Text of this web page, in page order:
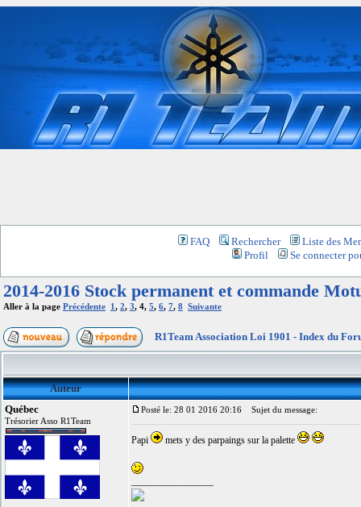
FAQ Rechercher
Liste des
Profil
Se connecter
2014-2016 Stock permanent et commande
Aller à la page Précédente 1, 2, 3, 4, 5, 6, 7, 8 Suivante
R1Team Association Loi 1901 - Index du
Auteur
Québec
Trésorier Asso R1Team
Posté le: 28 01 2016 20:16 Sujet du message:
Papi mets y des parpaings sur la palette